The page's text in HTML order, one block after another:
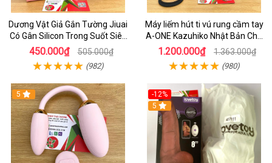
Dương Vật Giả Gắn Tường Jiuai
Có Gân Silicon Trong Suốt Siêu
Mềm
450.000₫ 505.000₫
(982)
Máy liếm hút ti vú rung cầm tay
A-ONE Kazuhiko Nhật Bản Cho
Nữ massage
1.200.000₫ 1.363.000₫
(980)
5
-12%
5